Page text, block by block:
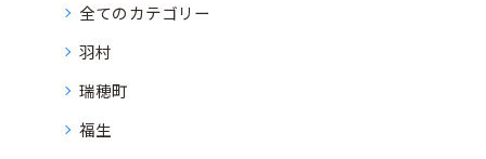
全てのカテゴリー
羽村
瑞穂町
福生